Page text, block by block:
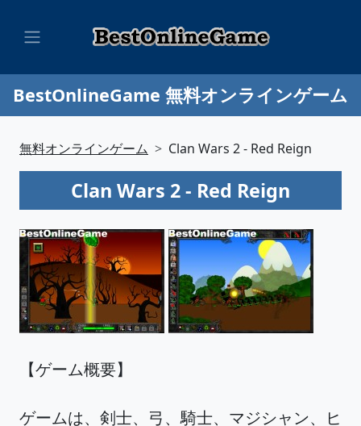
BestOnlineGame 無料オンラインゲーム
無料オンラインゲーム Clan Wars 2 - Red Reign
Clan Wars 2 - Red Reign
【ゲーム概要】
ゲームは、剣士、弓、騎士、マジシャン、ヒ